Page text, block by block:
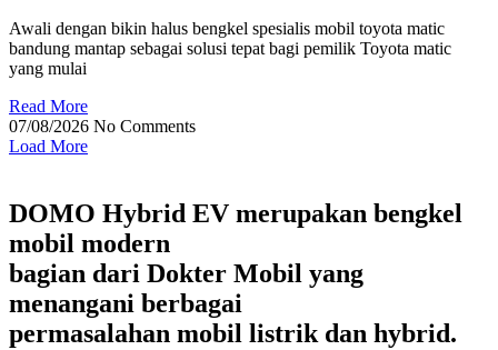
Awali dengan bikin halus bengkel spesialis mobil toyota matic
bandung mantap sebagai solusi tepat bagi pemilik Toyota matic
yang mulai
Read More
07/08/2026 No Comments
Load More
DOMO Hybrid EV merupakan bengkel
mobil modern
bagian dari Dokter Mobil yang
menangani berbagai
permasalahan mobil listrik dan hybrid.